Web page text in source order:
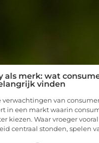
als merk: wat
vinden
verwachtingen van
in een markt waarin
kiezen. Waar vroeger
centraal stonden, spelen